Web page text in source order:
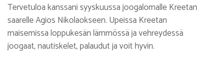
Tervetuloa kanssani syyskuussa joogalomalle Kreetan
saarelle Agios Nikolaokseen. Upeissa Kreetan
maisemissa loppukesän lämmössä ja vehreydessä
joogaat, nautiskelet, palaudut ja voit hyvin.